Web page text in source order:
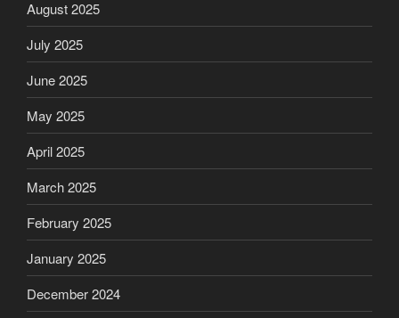
August 2025
July 2025
June 2025
May 2025
April 2025
March 2025
February 2025
January 2025
December 2024